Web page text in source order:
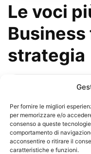
Per fornire le migliori
per memorizzare e/o
consenso a queste
comportamento di
acconsentire o ritirare il
caratteristiche e funzioni.
Le voci
strategia
1